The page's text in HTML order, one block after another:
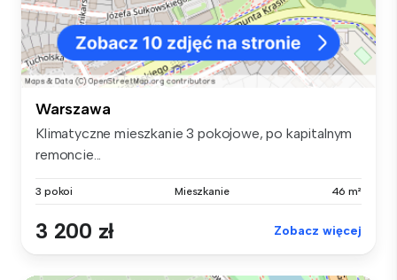
Warszawa
Klimatyczne mieszkanie 3 pokojowe, po kapitalnym
remoncie...
3 pokoi Mieszkanie 46 m²
3 200 zł Zobacz więcej